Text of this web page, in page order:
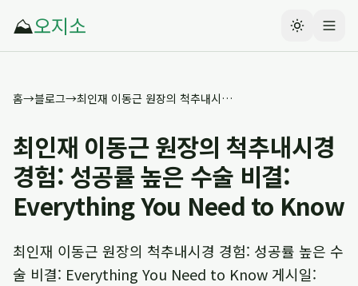
⛰️오지소
홈→블로그→ 최인재 이동근 원장의 척추내시경 경험: 성공률 높은 수술 비결: Everything You Need to Know
최인재 이동근 원장의 척추내시경
경험: 성공률 높은 수술 비결:
Everything You Need to Know
최인재 이동근 원장의 척추내시경 경험: 성공률 높은 수
술 비결: Everything You Need to Know 게시일: